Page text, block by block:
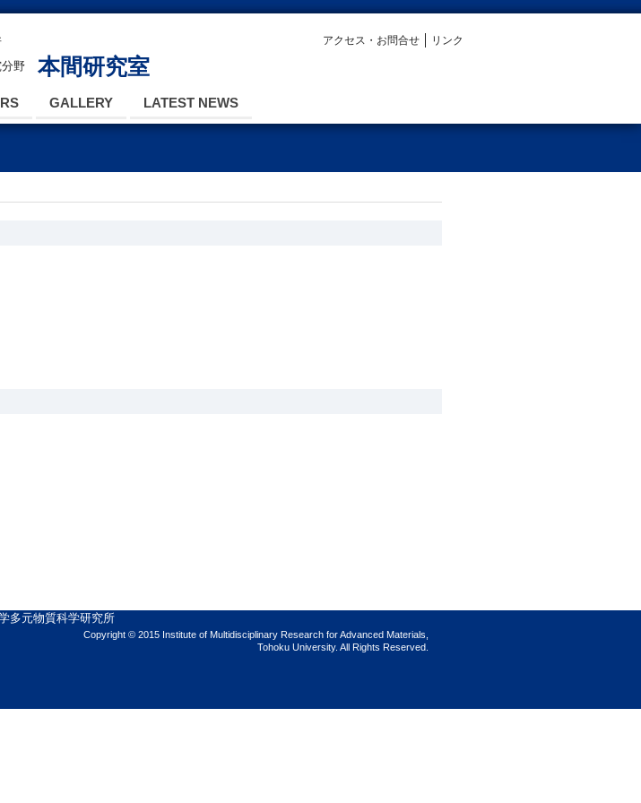
野
本間研究室
GALLERY LATEST NEWS
アクセス・お問合せ リンク
多元物質科学研究所
Copyright © 2015 Institute of Multidisciplinary Research for Advanced Materials,
Tohoku University. All Rights Reserved.